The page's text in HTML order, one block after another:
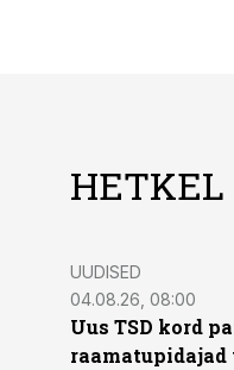
UUDISED
04.08.26, 08:00
Uus TSD kord
raamatupidajad